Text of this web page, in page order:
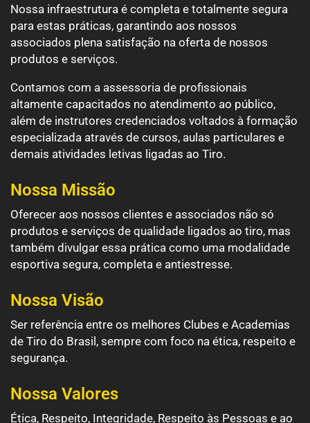
Nossa infraestrutura é completa e totalmente segura
para estas práticas, garantindo aos nossos
associados plena satisfação na oferta de nossos
produtos e serviços.
Contamos com a assessoria de profissionais
altamente capacitados no atendimento ao público,
além de instrutores credenciados voltados à formação
especializada através de cursos, aulas particulares e
demais atividades letivas ligadas ao Tiro.
Nossa Missão
Oferecer aos nossos clientes e associados não só
produtos e serviços de qualidade ligados ao tiro, mas
também divulgar essa prática como uma modalidade
esportiva segura, completa e antiestresse.
Nossa Visão
Ser referência entre os melhores Clubes e Academias
de Tiro do Brasil, sempre com foco na ética, respeito e
segurança.
Nossa Valores
Ética, Respeito, Integridade, Respeito às Pessoas e ao